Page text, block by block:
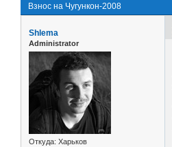
Взнос на Чугункон-2008
Shlema
Administrator
Откуда: Харьков